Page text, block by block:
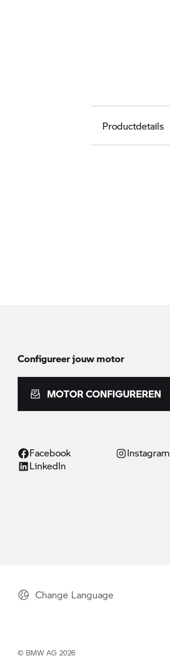
Productdetails
Configureer jouw motor
MOTOR CONFIGUREREN
Facebook Instagram
LinkedIn
Change Language
© BMW AG 2026